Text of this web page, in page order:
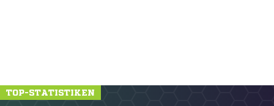
TOP-STATISTIKEN